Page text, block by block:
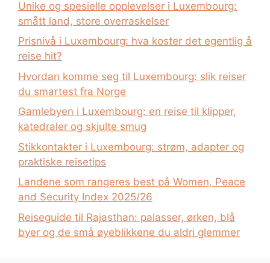
Unike og spesielle opplevelser i Luxembourg:
smått land, store overraskelser
Prisnivå i Luxembourg: hva koster det egentlig å
reise hit?
Hvordan komme seg til Luxembourg: slik reiser
du smartest fra Norge
Gamlebyen i Luxembourg: en reise til klipper,
katedraler og skjulte smug
Stikkontakter i Luxembourg: strøm, adapter og
praktiske reisetips
Landene som rangeres best på Women, Peace
and Security Index 2025/26
Reiseguide til Rajasthan: palasser, ørken, blå
byer og de små øyeblikkene du aldri glemmer